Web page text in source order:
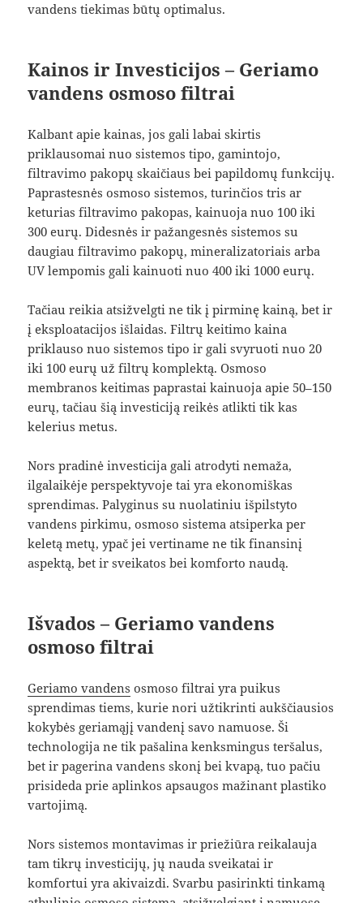
vandens tiekimas būtų optimalus.
Kainos ir Investicijos – Geriamo
vandens osmoso filtrai
Kalbant apie kainas, jos gali labai skirtis
priklausomai nuo sistemos tipo, gamintojo,
filtravimo pakopų skaičiaus bei papildomų funkcijų.
Paprastesnės osmoso sistemos, turinčios tris ar
keturias filtravimo pakopas, kainuoja nuo 100 iki
300 eurų. Didesnės ir pažangesnės sistemos su
daugiau filtravimo pakopų, mineralizatoriais arba
UV lempomis gali kainuoti nuo 400 iki 1000 eurų.
Tačiau reikia atsižvelgti ne tik į pirminę kainą, bet ir
į eksploatacijos išlaidas. Filtrų keitimo kaina
priklauso nuo sistemos tipo ir gali svyruoti nuo 20
iki 100 eurų už filtrų komplektą. Osmoso
membranos keitimas paprastai kainuoja apie 50–150
eurų, tačiau šią investiciją reikės atlikti tik kas
kelerius metus.
Nors pradinė investicija gali atrodyti nemaža,
ilgalaikėje perspektyvoje tai yra ekonomiškas
sprendimas. Palyginus su nuolatiniu išpilstyto
vandens pirkimu, osmoso sistema atsiperka per
keletą metų, ypač jei vertiname ne tik finansinį
aspektą, bet ir sveikatos bei komforto naudą.
Išvados – Geriamo vandens
osmoso filtrai
Geriamo vandens osmoso filtrai yra puikus
sprendimas tiems, kurie nori užtikrinti aukščiausios
kokybės geriamąjį vandenį savo namuose. Ši
technologija ne tik pašalina kenksmingus teršalus,
bet ir pagerina vandens skonį bei kvapą, tuo pačiu
prisideda prie aplinkos apsaugos mažinant plastiko
vartojimą.
Nors sistemos montavimas ir priežiūra reikalauja
tam tikrų investicijų, jų nauda sveikatai ir
komfortui yra akivaizdi. Svarbu pasirinkti tinkamą